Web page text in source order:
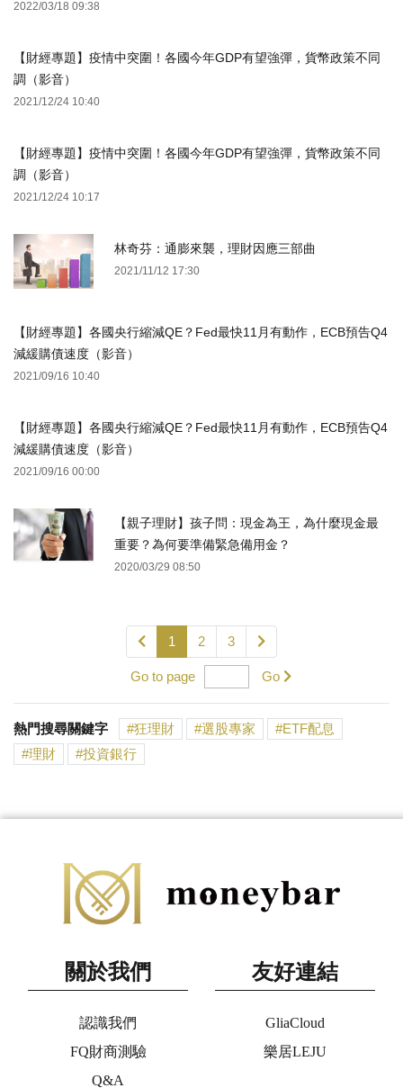
2022/03/18 09:38
【財經專題】疫情中突圍！各國今年GDP有望強彈，貨幣政策不同
調（影音）
2021/12/24 10:40
【財經專題】疫情中突圍！各國今年GDP有望強彈，貨幣政策不同
調（影音）
2021/12/24 10:17
林奇芬：通膨來襲，理財因應三部曲
2021/11/12 17:30
【財經專題】各國央行縮減QE？Fed最快11月有動作，ECB預告Q4
減緩購債速度（影音）
2021/09/16 10:40
【財經專題】各國央行縮減QE？Fed最快11月有動作，ECB預告Q4
減緩購債速度（影音）
2021/09/16 00:00
【親子理財】孩子問：現金為王，為什麼現金最
重要？為何要準備緊急備用金？
2020/03/29 08:50
1 2 3
Go to page Go
熱門搜尋關鍵字 狂理財 選股專家
ETF配息
理財
投資銀行
關於我們
認識我們
FQ財商測驗
Q&A
友好連結
GliaCloud
樂居LEJU